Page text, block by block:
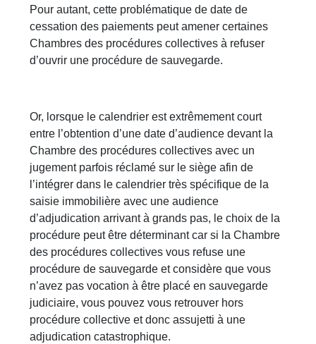
Pour autant, cette problématique de date de
cessation des paiements peut amener certaines
Chambres des procédures collectives à refuser
d’ouvrir une procédure de sauvegarde.
Or, lorsque le calendrier est extrêmement court
entre l’obtention d’une date d’audience devant la
Chambre des procédures collectives avec un
jugement parfois réclamé sur le siège afin de
l’intégrer dans le calendrier très spécifique de la
saisie immobilière avec une audience
d’adjudication arrivant à grands pas, le choix de la
procédure peut être déterminant car si la Chambre
des procédures collectives vous refuse une
procédure de sauvegarde et considère que vous
n’avez pas vocation à être placé en sauvegarde
judiciaire, vous pouvez vous retrouver hors
procédure collective et donc assujetti à une
adjudication catastrophique.